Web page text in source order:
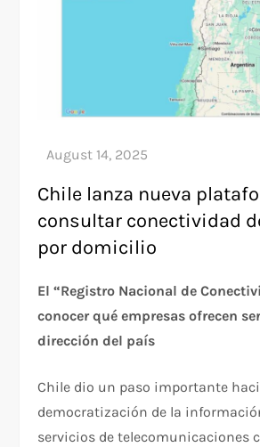
Chile lanza nueva
consultar conectividad
por domicilio
El “Registro Nacional de
conocer qué empresas ofrecen
dirección del país
Chile dio un paso importante
democratización de la
servicios de telecomunicaciones